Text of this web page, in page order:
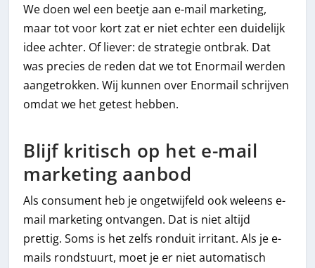
We doen wel een beetje aan e-mail marketing,
maar tot voor kort zat er niet echter een duidelijk
idee achter. Of liever: de strategie ontbrak. Dat
was precies de reden dat we tot Enormail werden
aangetrokken. Wij kunnen over Enormail schrijven
omdat we het getest hebben.
Blijf kritisch op het e-mail
marketing aanbod
Als consument heb je ongetwijfeld ook weleens e-
mail marketing ontvangen. Dat is niet altijd
prettig. Soms is het zelfs ronduit irritant. Als je e-
mails rondstuurt, moet je er niet automatisch